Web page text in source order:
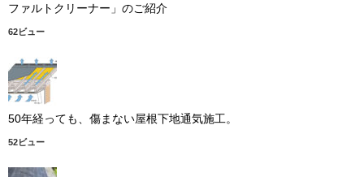
ファルトクリーナー」のご紹介
62ビュー
50年経っても、傷まない屋根下地通気施工。
52ビュー